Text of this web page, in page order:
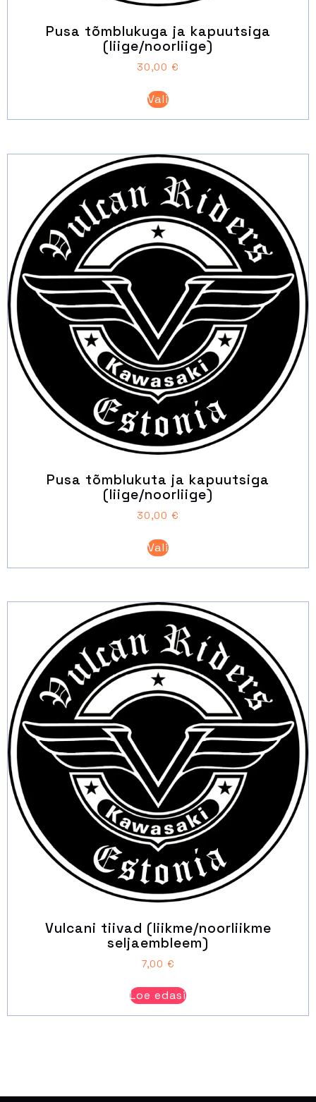
Pusa tõmblukuga ja kapuutsiga
(liige/noorliige)
30,00 €
Valitootel
on
varianti.
Valikuid
saab
teha
tootelehel.
Pusa tõmblukuta ja kapuutsiga
(liige/noorliige)
30,00 €
Valitootel
on
varianti.
Valikuid
saab
teha
tootelehel.
Vulcani tiivad (liikme/noorliikme
seljaembleem)
7,00 €
Loe edasi